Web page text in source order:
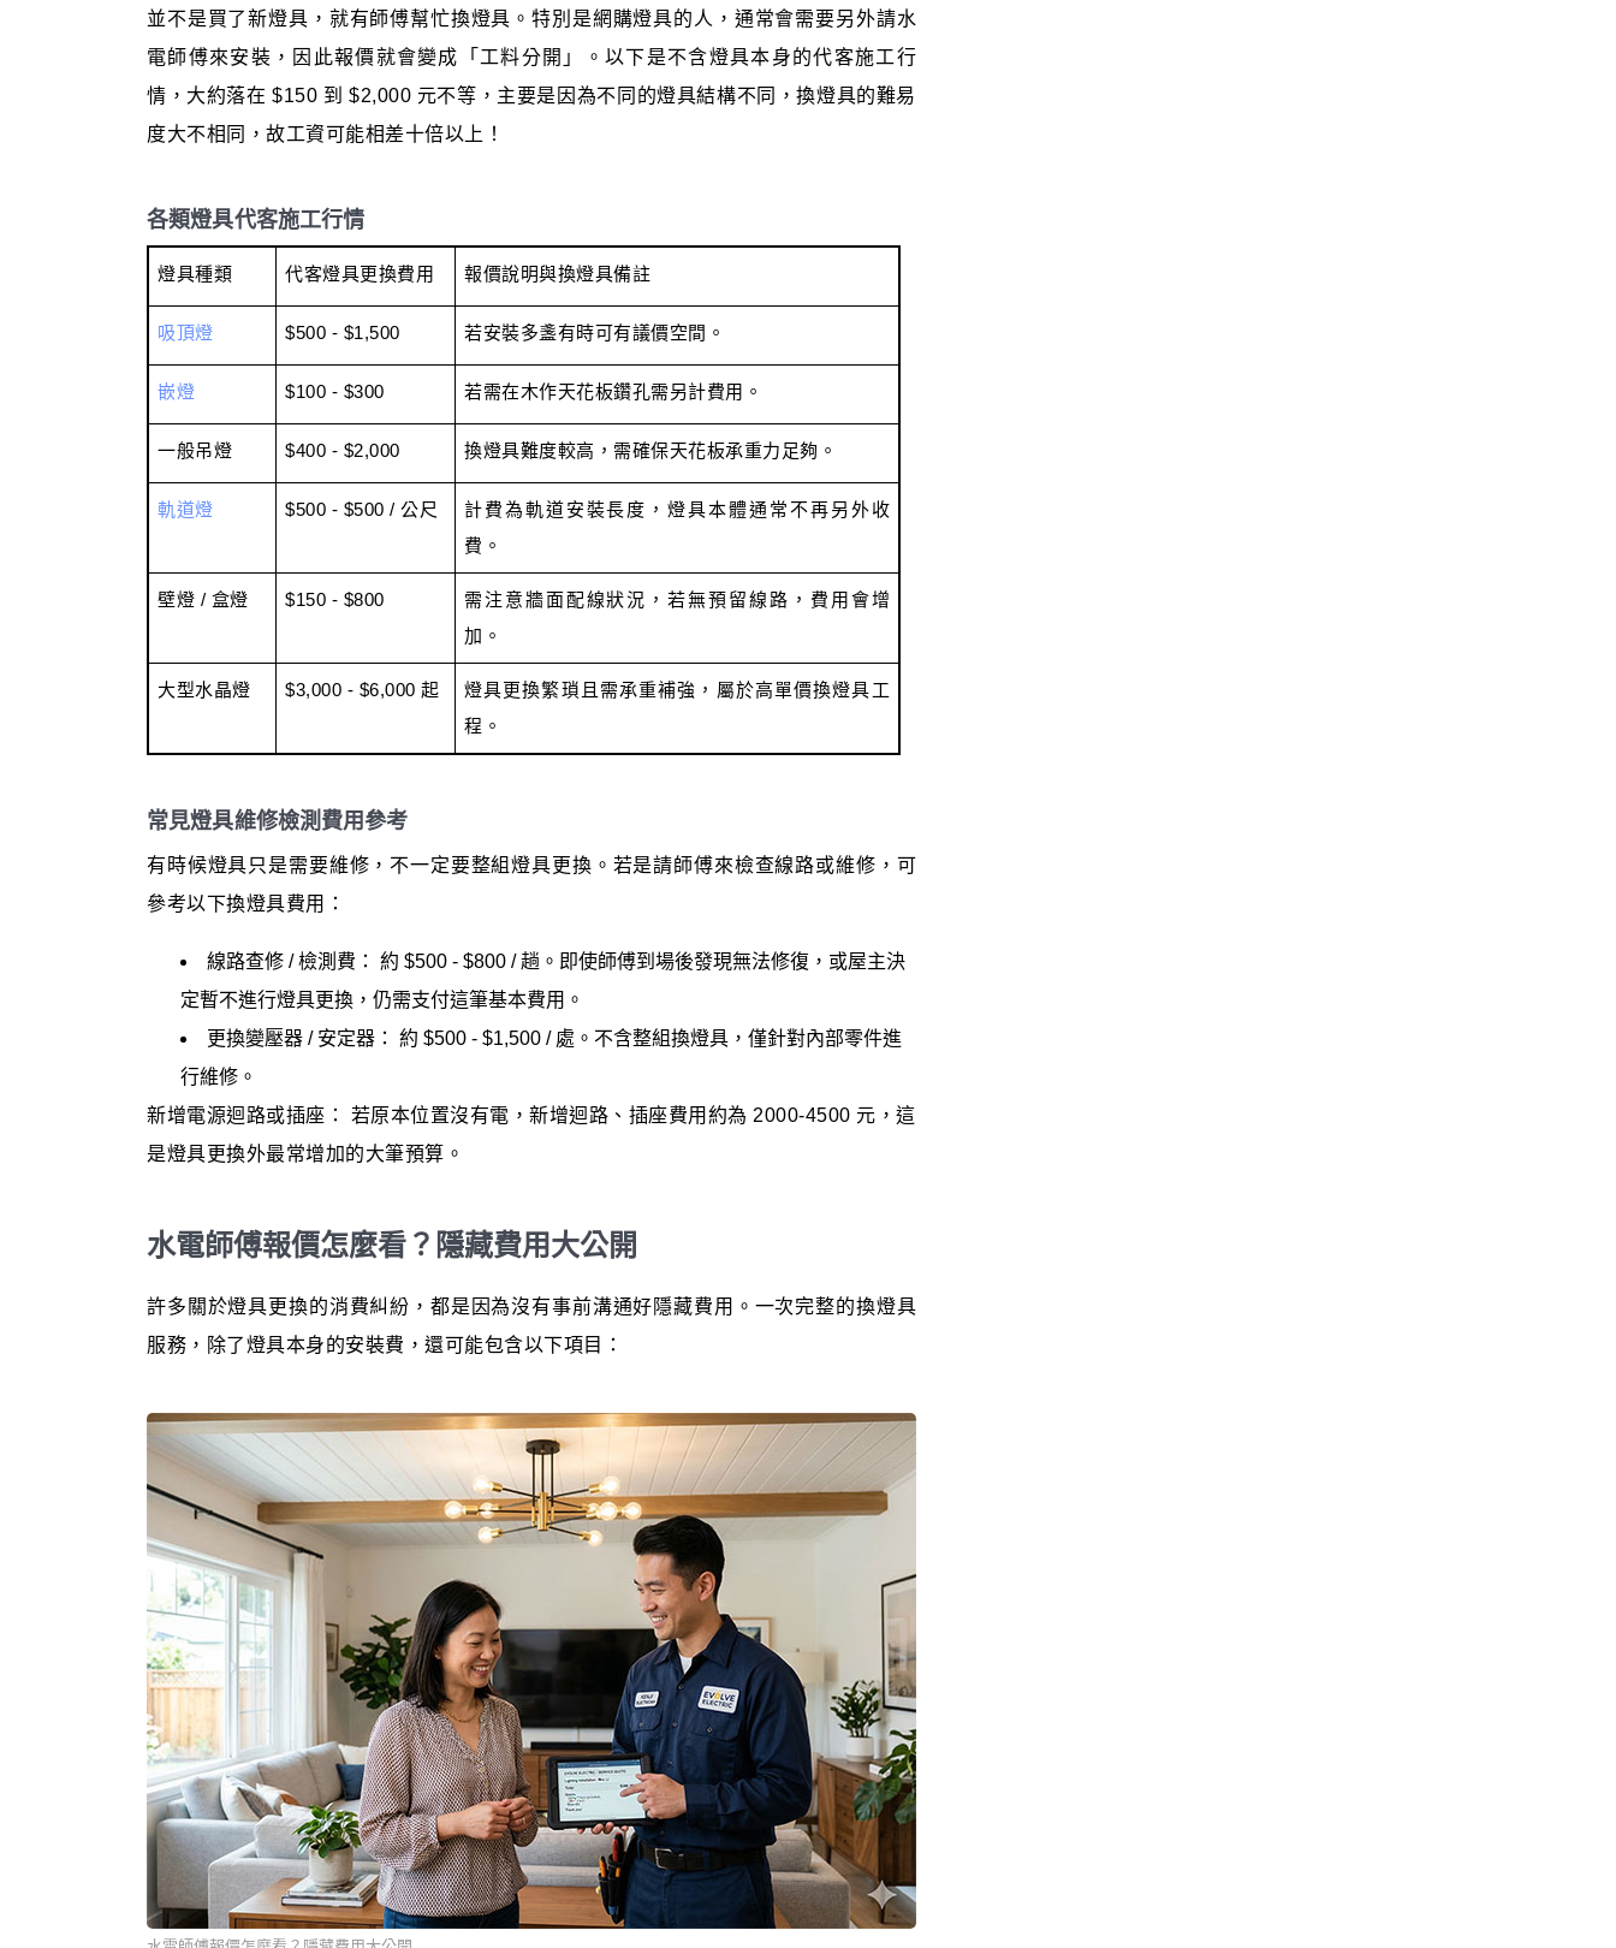
並不是買了新燈具，就有師傅幫忙換燈具。特別是網購燈具的人，通常會需要另外請水
電師傅來安裝，因此報價就會變成「工料分開」。以下是不含燈具本身的代客施工行
情，大約落在 $150 到 $2,000 元不等，主要是因為不同的燈具結構不同，換燈具的難易
度大不相同，故工資可能相差十倍以上！
各類燈具代客施工行情
燈具種類 代客燈具更換費用 報價說明與換燈具備註
吸頂燈 $500 - $1,500 若安裝多盞有時可有議價空間。
嵌燈 $100 - $300 若需在木作天花板鑽孔需另計費用。
一般吊燈 $400 - $2,000 換燈具難度較高，需確保天花板承重力足夠。
軌道燈 $500 - $500 / 公尺
計費為軌道安裝長度，燈具本體通常不再另外收
費。
壁燈 / 盒燈 $150 - $800
需注意牆面配線狀況，若無預留線路，費用會增
加。
大型水晶燈 $3,000 - $6,000 起
燈具更換繁瑣且需承重補強，屬於高單價換燈具工
程。
常見燈具維修檢測費用參考
有時候燈具只是需要維修，不一定要整組燈具更換。若是請師傅來檢查線路或維修，可
參考以下換燈具費用：
線路查修 / 檢測費： 約 $500 - $800 / 趟。即使師傅到場後發現無法修復，或屋主決
定暫不進行燈具更換，仍需支付這筆基本費用。
更換變壓器 / 安定器： 約 $500 - $1,500 / 處。不含整組換燈具，僅針對內部零件進
行維修。
新增電源迴路或插座： 若原本位置沒有電，新增迴路、插座費用約為 2000-4500 元，這
是燈具更換外最常增加的大筆預算。
水電師傅報價怎麼看？隱藏費用大公開
許多關於燈具更換的消費糾紛，都是因為沒有事前溝通好隱藏費用。一次完整的換燈具
服務，除了燈具本身的安裝費，還可能包含以下項目：